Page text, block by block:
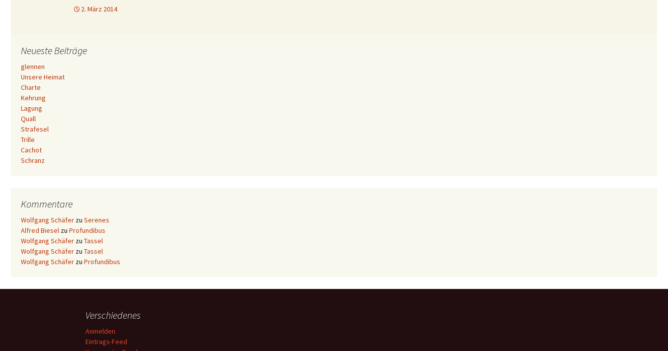
2. März 2014
Neueste Beiträge
glennen
Unsere Heimat
Charte
Kehrung
Lagung
Quall
Strafesel
Trille
Cachot
Schranz
Kommentare
Wolfgang Schäfer zu Serenes
Alfred Biesel zu Profundibus
Wolfgang Schäfer zu Tassel
Wolfgang Schäfer zu Tassel
Wolfgang Schäfer zu Profundibus
Verschiedenes
Anmelden
Eintrags-Feed